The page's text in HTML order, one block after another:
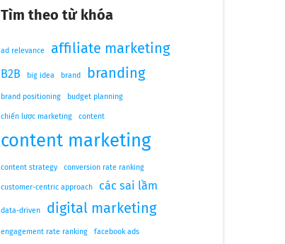
Tìm theo từ khóa
ad relevance affiliate marketing
B2B big idea brand branding
brand positioning budget planning
chiến lược marketing content
content marketing
content strategy conversion rate ranking
customer-centric approach các sai lầm
data-driven digital marketing
engagement rate ranking facebook ads